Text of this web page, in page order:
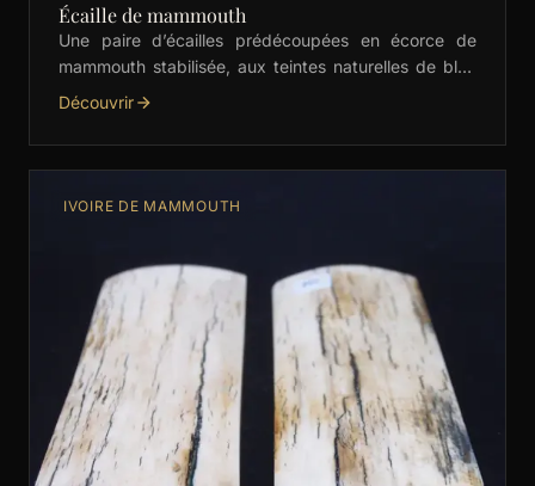
Écaille de mammouth
Une paire d’écailles prédécoupées en écorce de
mammouth stabilisée, aux teintes naturelles de bleu
et beige. Idéales pour les manches de couteaux,
Découvrir
IVOIRE DE MAMMOUTH